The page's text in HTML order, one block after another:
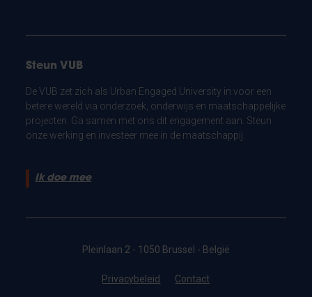
Steun VUB
De VUB zet zich als Urban Engaged University in voor een
betere wereld via onderzoek, onderwijs en maatschappelijke
projecten. Ga samen met ons dit engagement aan. Steun
onze werking en investeer mee in de maatschappij.
Ik doe mee
Pleinlaan 2 - 1050 Brussel - België
Privacybeleid Contact